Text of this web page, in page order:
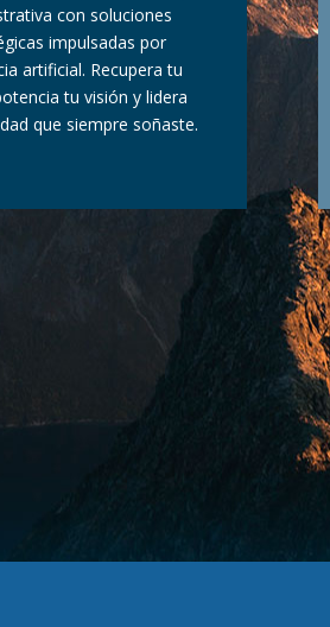
con soluciones
impulsadas por
artificial. Recupera tu
tu visión y lidera
que siempre soñaste.